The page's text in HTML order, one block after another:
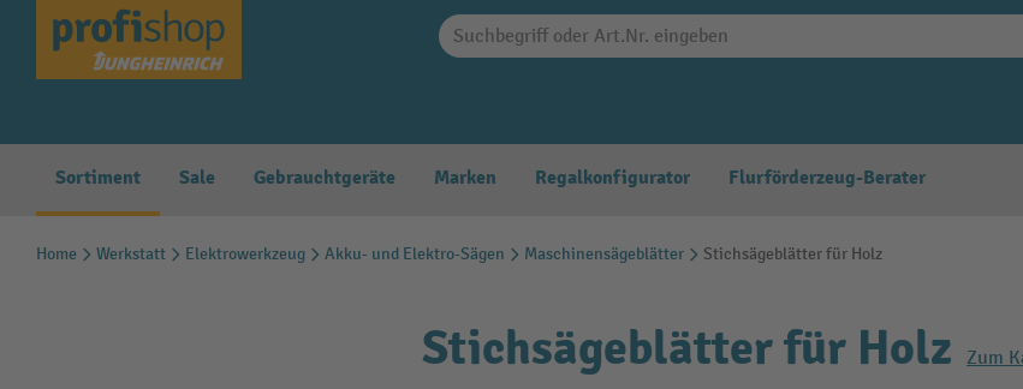
Zur Hauptnavigation springen
Sortiment Sale Gebrauchtgeräte Marken Regalkonfigurator Flurförderzeug-Berater
Home Werkstatt Elektrowerkzeug Akku- und Elektro-Sägen Maschinensägeblätter Stichsägeblätter für Holz
Stichsägeblätter für Holz Zum